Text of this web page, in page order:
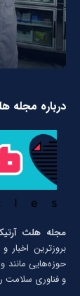
درباره مجله
مجله هلث
بروزترین
حوزه‌هایی مانند
و فناوری